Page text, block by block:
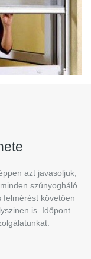
azt javasoljuk,
szúnyogháló
felmérést követően
is. Időpont